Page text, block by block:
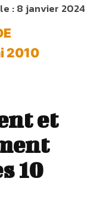
:8 janvier 2024
2010
et
10